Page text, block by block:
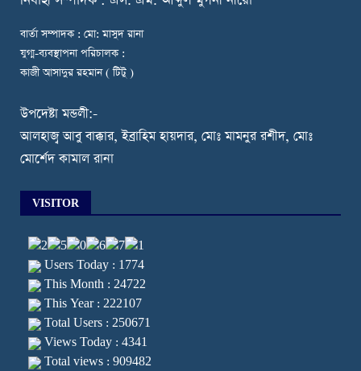
বার্তা সম্পাদক : মো: মাসুদ রানা
যুগ্ম-ব্যবস্থাপনা পরিচালক :
কাজী আসাদুর রহমান ( টিটু )
উপদেষ্টা মন্ডলী:-
আলহাজ্ব আবু বাক্কার, ইব্রাহিম হায়দার, মোঃ মামনুর রশীদ, মোঃ
মোর্শেদ কামাল রানা
VISITOR
Users Today : 1774
This Month : 24722
This Year : 222107
Total Users : 250671
Views Today : 4341
Total views : 909482